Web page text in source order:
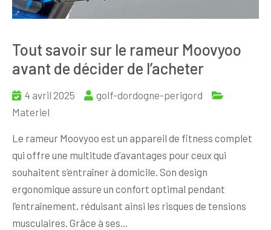
Tout savoir sur le rameur Moovyoo
avant de décider de l’acheter
4 avril 2025
golf-dordogne-perigord
Materiel
Le rameur Moovyoo est un appareil de fitness complet
qui offre une multitude d’avantages pour ceux qui
souhaitent s’entraîner à domicile. Son design
ergonomique assure un confort optimal pendant
l’entraînement, réduisant ainsi les risques de tensions
musculaires. Grâce à ses…